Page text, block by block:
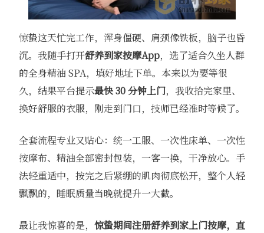
惊蛰这天忙完工作，浑身僵硬、肩颈像铁板，脑子也昏
沉。我随手打开舒养到家按摩App，选了适合久坐人群
的全身精油 SPA，填好地址下单。本来以为要等很
久，结果平台提示最快 30 分钟上门，我收拾完家里、
换好舒服的衣服，刚走到门口，技师已经准时等候了。
全套流程专业又贴心：统一工服、一次性床单、一次性
按摩布、精油全部密封包装，一客一换，干净放心。手
法轻重适中，按完之后紧绷的肌肉彻底松开，整个人轻
飘飘的，睡眠质量当晚就提升一大截。
最让我惊喜的是， 惊蛰期间注册舒养到家上门按摩，直